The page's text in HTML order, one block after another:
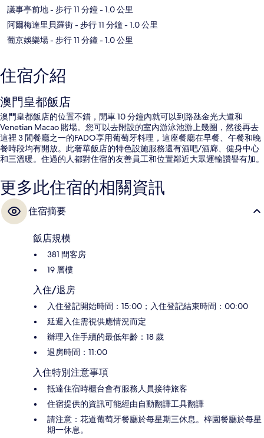
議事亭前地- 步行 11 分鐘- 1.0 公里
阿爾梅達里貝羅街- 步行 11 分鐘- 1.0 公里
葡京娛樂場- 步行 11 分鐘- 1.0 公里
住宿介紹
澳門皇都飯店
澳門皇都飯店的位置不錯，開車 10 分鐘內就可以到路氹金光大道和
Venetian Macao 賭場。您可以去附設的室內游泳池游上幾圈，然後再去
這裡 3 間餐廳之一的FADO享用葡萄牙料理，這座餐廳在早餐、午餐和晚
餐時段均有開放。此奢華飯店的特色設施服務還有酒吧/酒廊、健身中心
和三溫暖。住過的人都對住宿的友善員工和位置鄰近大眾運輸讚譽有加。
更多此住宿的相關資訊
住宿摘要
飯店規模
381 間客房
19 層樓
入住/退房
入住登記開始時間：15:00；入住登記結束時間：00:00
延遲入住需視供應情況而定
辦理入住手續的最低年齡：18 歲
退房時間：11:00
入住特別注意事項
抵達住宿時櫃台會有服務人員接待旅客
住宿提供的資訊可能經由自動翻譯工具翻譯
請注意：花道葡萄牙餐廳於每星期三休息。梓園餐廳於每星
期一休息。